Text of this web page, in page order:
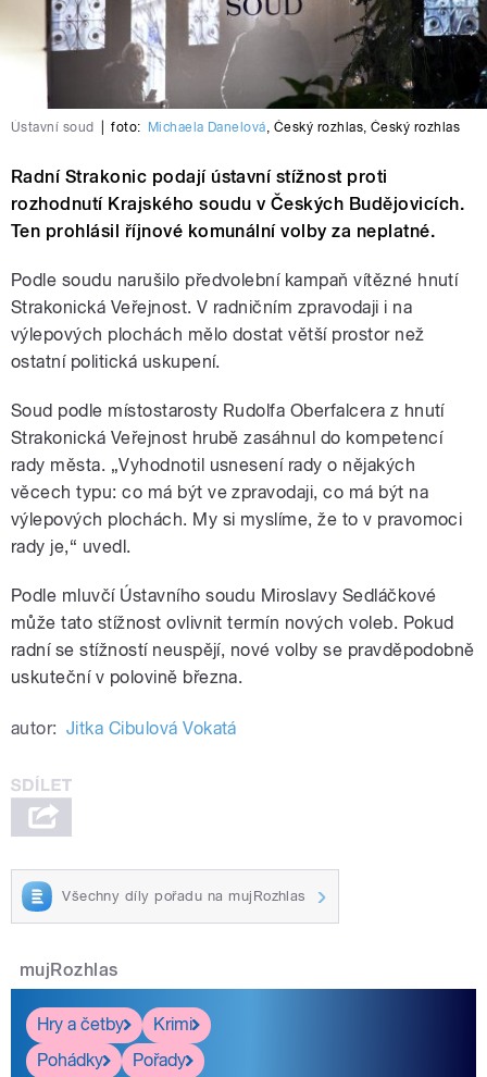
Ústavní soud foto: Michaela Danelová, Český rozhlas,Český rozhlas
Radní Strakonic podají ústavní stížnost proti
rozhodnutí Krajského soudu v Českých Budějovicích.
Ten prohlásil říjnové komunální volby za neplatné.
Podle soudu narušilo předvolební kampaň vítězné hnutí
Strakonická Veřejnost. V radničním zpravodaji i na
výlepových plochách mělo dostat větší prostor než
ostatní politická uskupení.
Soud podle místostarosty Rudolfa Oberfalcera z hnutí
Strakonická Veřejnost hrubě zasáhnul do kompetencí
rady města. „Vyhodnotil usnesení rady o nějakých
věcech typu: co má být ve zpravodaji, co má být na
výlepových plochách. My si myslíme, že to v pravomoci
rady je,“ uvedl.
Podle mluvčí Ústavního soudu Miroslavy Sedláčkové
může tato stížnost ovlivnit termín nových voleb. Pokud
radní se stížností neuspějí, nové volby se pravděpodobně
uskuteční v polovině března.
autor: Jitka Cibulová Vokatá
Všechny díly pořadu na mujRozhlas
mujRozhlas
Hry a četby
Krimi
Pohádky
Pořady